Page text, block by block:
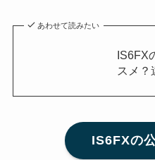
あわせて読みたい
IS6FX
スメ？
IS6FXの